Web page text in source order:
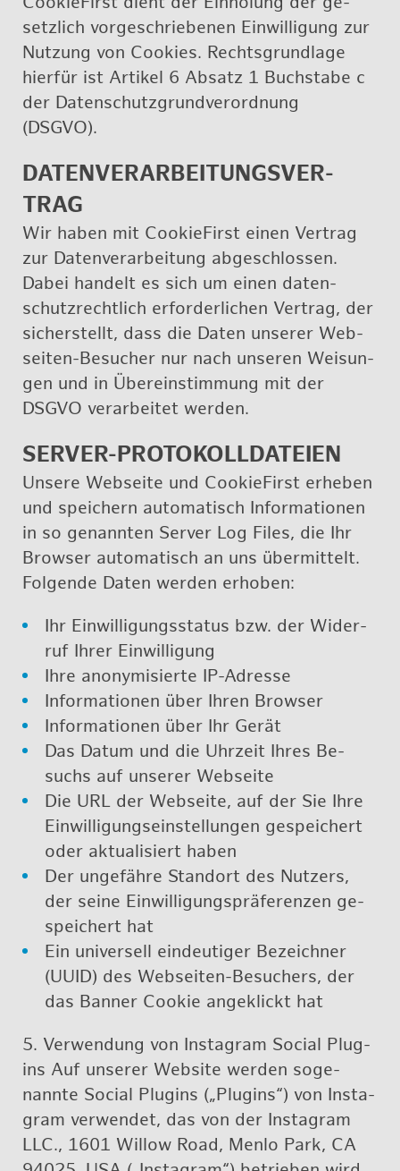
setz­lich vor­ge­schrie­be­nen Ein­wil­li­gung zur
Nut­zung von Coo­kies. Rechts­grund­la­ge
hier­für ist Ar­ti­kel 6 Ab­satz 1 Buch­sta­be c
der Da­ten­schutz­grund­ver­ord­nung
(DSGVO).
DA­TEN­VER­AR­BEI­TUNGS­VER­
TRAG
Wir haben mit Coo­kie­First einen Ver­trag
zur Da­ten­ver­ar­bei­tung ab­ge­schlos­sen.
Dabei han­delt es sich um einen da­ten­
schutz­recht­lich er­for­der­li­chen Ver­trag, der
si­cher­stellt, dass die Daten un­se­rer Web­
sei­ten-Be­su­cher nur nach un­se­ren Wei­sun­
gen und in Über­ein­stim­mung mit der
DSGVO ver­ar­bei­tet wer­den.
SER­VER-PRO­TO­KOLL­DA­TEI­EN
Un­se­re Web­sei­te und Coo­kie­First er­he­ben
und spei­chern au­to­ma­tisch In­for­ma­tio­nen
in so ge­nann­ten Ser­ver Log Files, die Ihr
Brow­ser au­to­ma­tisch an uns über­mit­telt.
Fol­gen­de Daten wer­den er­ho­ben:
Ihr Ein­wil­li­gungs­sta­tus bzw. der Wi­der­
ruf Ihrer Ein­wil­li­gung
Ihre an­ony­mi­sier­te IP-Adres­se
In­for­ma­tio­nen über Ihren Brow­ser
In­for­ma­tio­nen über Ihr Gerät
Das Datum und die Uhr­zeit Ihres Be­
suchs auf un­se­rer Web­sei­te
Die URL der Web­sei­te, auf der Sie Ihre
Ein­wil­li­gungs­ein­stel­lun­gen ge­spei­chert
oder ak­tua­li­siert haben
Der un­ge­fäh­re Stand­ort des Nut­zers,
der seine Ein­wil­li­gungs­prä­fe­ren­zen ge­
spei­chert hat
Ein uni­ver­sell ein­deu­ti­ger Be­zeich­ner
(UUID) des Web­sei­ten-Be­su­chers, der
das Ban­ner Coo­kie an­ge­klickt hat
5. Ver­wen­dung von Ins­ta­gram So­ci­al Plug­
ins Auf un­se­rer Web­site wer­den so­ge­
nann­te So­ci­al Plug­ins („Plug­ins“) von Ins­ta­
gram ver­wen­det, das von der Ins­ta­gram
LLC., 1601 Wil­low Road, Menlo Park, CA